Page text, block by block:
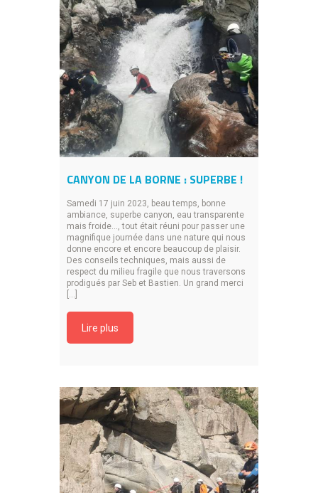
CANYON DE LA BORNE : SUPERBE !
Samedi 17 juin 2023, beau temps, bonne
ambiance, superbe canyon, eau transparente
mais froide…, tout était réuni pour passer une
magnifique journée dans une nature qui nous
donne encore et encore beaucoup de plaisir.
Des conseils techniques, mais aussi de
respect du milieu fragile que nous traversons
prodigués par Seb et Bastien. Un grand merci
[…]
Lire plus